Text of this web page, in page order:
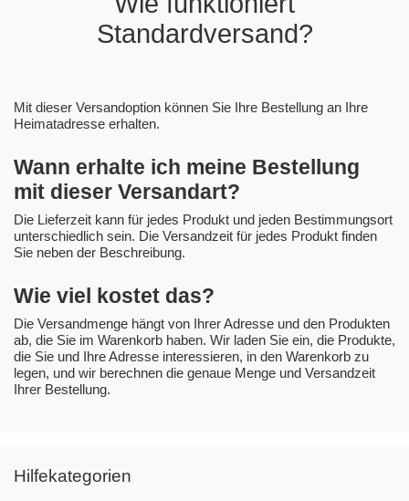
Standardversand?
Mit dieser Versandoption können Sie Ihre Bestellung an Ihre
Heimatadresse erhalten.
Wann erhalte ich meine Bestellung
mit dieser Versandart?
Die Lieferzeit kann für jedes Produkt und jeden Bestimmungsort
unterschiedlich sein. Die Versandzeit für jedes Produkt finden
Sie neben der Beschreibung.
Wie viel kostet das?
Die Versandmenge hängt von Ihrer Adresse und den Produkten
ab, die Sie im Warenkorb haben. Wir laden Sie ein, die Produkte,
die Sie und Ihre Adresse interessieren, in den Warenkorb zu
legen, und wir berechnen die genaue Menge und Versandzeit
Ihrer Bestellung.
Hilfekategorien